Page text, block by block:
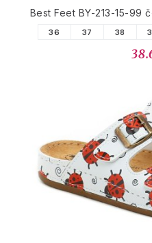
Best Feet BY-213-15-99
36 37 38